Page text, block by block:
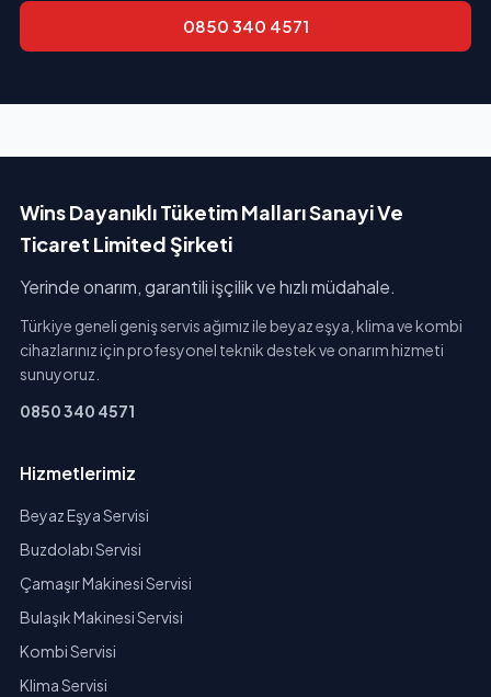
0850 340 4571
Wins Dayanıklı Tüketim Malları Sanayi Ve
Ticaret Limited Şirketi
Yerinde onarım, garantili işçilik ve hızlı müdahale.
Türkiye geneli geniş servis ağımız ile beyaz eşya, klima ve kombi
cihazlarınız için profesyonel teknik destek ve onarım hizmeti
sunuyoruz.
0850 340 4571
Hizmetlerimiz
Beyaz Eşya Servisi
Buzdolabı Servisi
Çamaşır Makinesi Servisi
Bulaşık Makinesi Servisi
Kombi Servisi
Klima Servisi